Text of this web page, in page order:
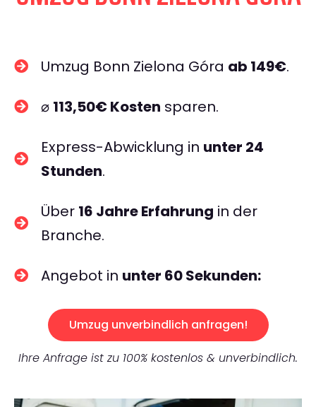
Umzug Bonn Zielona Góra ab 149€.
⌀ 113,50€ Kosten sparen.
Express-Abwicklung in unter 24
Stunden.
Über 16 Jahre Erfahrung in der
Branche.
Angebot in unter 60 Sekunden:
Umzug unverbindlich anfragen!
Ihre Anfrage ist zu 100% kostenlos & unverbindlich.